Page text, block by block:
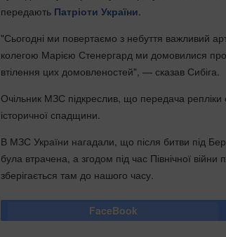
передають Патріоти України.
"Сьогодні ми повертаємо з небуття важливий
колегою Марією Стенергард ми домовилися
втілення цих домовленостей", — сказав Сибіга.
Очільник МЗС підкреслив, що передача репліки
історичної спадщини.
В МЗС України нагадали, що після битви під
була втрачена, а згодом під час Північної
зберігається там до нашого часу.
FaceBook